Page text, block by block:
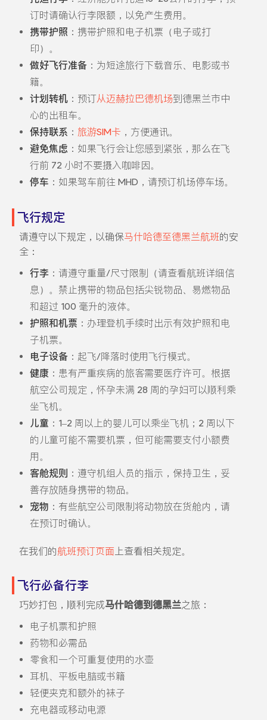
订时请确认行李限额，以免产生费用。
携带护照 ：携带护照和电子机票（电子或打
印）。
做好飞行准备 ：为短途旅行下载音乐、电影或书
籍。
计划转机：预订从迈赫拉巴德机场到德黑兰市中
心的出租车。
保持联系 ： 旅游SIM卡 ，方便通讯。
避免焦虑 ：如果飞行会让您感到紧张，那么在飞
行前 72 小时不要摄入咖啡因。
停车 ：如果驾车前往 MHD，请预订机场停车场。
飞行规定
请遵守以下规定，以确保马什哈德至德黑兰航班的安
全：
行李：请遵守重量/尺寸限制（请查看航班详细信
息）。禁止携带的物品包括尖锐物品、易燃物品
和超过 100 毫升的液体。
护照和机票：办理登机手续时出示有效护照和电
子机票。
电子设备 ：起飞/降落时使用飞行模式。
健康 ：患有严重疾病的旅客需要医疗许可。根据
航空公司规定，怀孕未满 28 周的孕妇可以顺利乘
坐飞机。
儿童 ：1–2 周以上的婴儿可以乘坐飞机；2 周以下
的儿童可能不需要机票，但可能需要支付小额费
用。
客舱规则 ：遵守机组人员的指示，保持卫生，妥
善存放随身携带的物品。
宠物 ：有些航空公司限制将动物放在货舱内，请
在预订时确认。
在我们的航班预订页面 上查看相关规定。
飞行必备行李
巧妙打包，顺利完成马什哈德到德黑兰之旅：
电子机票和护照
药物和必需品
零食和一个可重复使用的水壶
耳机、平板电脑或书籍
轻便夹克和额外的袜子
充电器或移动电源